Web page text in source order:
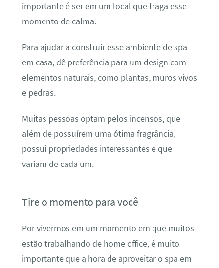
importante é ser em um local que traga esse
momento de calma.
Para ajudar a construir esse ambiente de spa
em casa, dê preferência para um design com
elementos naturais, como plantas, muros vivos
e pedras.
Muitas pessoas optam pelos incensos, que
além de possuírem uma ótima fragrância,
possui propriedades interessantes e que
variam de cada um.
Tire o momento para você
Por vivermos em um momento em que muitos
estão trabalhando de home office, é muito
importante que a hora de aproveitar o spa em